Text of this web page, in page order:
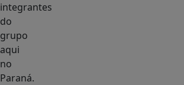
integrantes
do
grupo
aqui
no
Paraná.